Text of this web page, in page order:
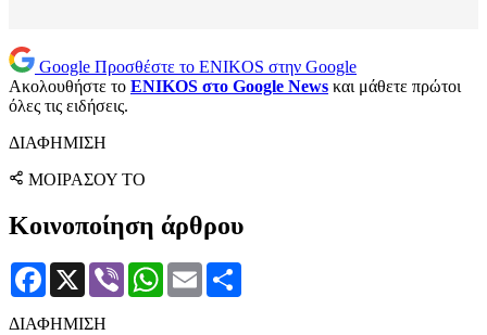
Google Προσθέστε το ENIKOS στην Google
Ακολουθήστε το ENIKOS στο Google News και μάθετε πρώτοι
όλες τις ειδήσεις.
ΔΙΑΦΗΜΙΣΗ
ΜΟΙΡΑΣΟΥ ΤΟ
Κοινοποίηση άρθρου
Facebook
X Viber WhatsApp
Email
ΔΙΑΦΗΜΙΣΗ